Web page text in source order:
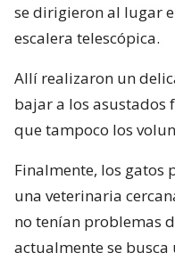
se dirigieron al lugar
escalera telescópica.
Allí realizaron un
bajar a los asustados
que tampoco los
Finalmente, los gatos
una veterinaria
no tenían problemas
actualmente se